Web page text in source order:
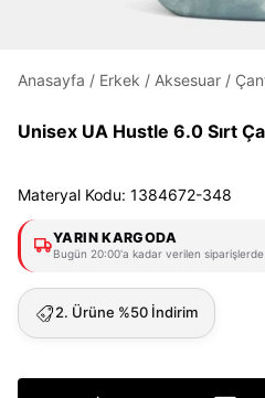
Anasayfa / Erkek / Aksesuar /
Unisex UA Hustle 6.0 Sırt
Materyal Kodu: 1384672-348
YARIN KARGODA
Bugün 20:00'a kadar verilen siparişlerde
2. Ürüne %50 İndirim
Şifre
Beni Hatırla